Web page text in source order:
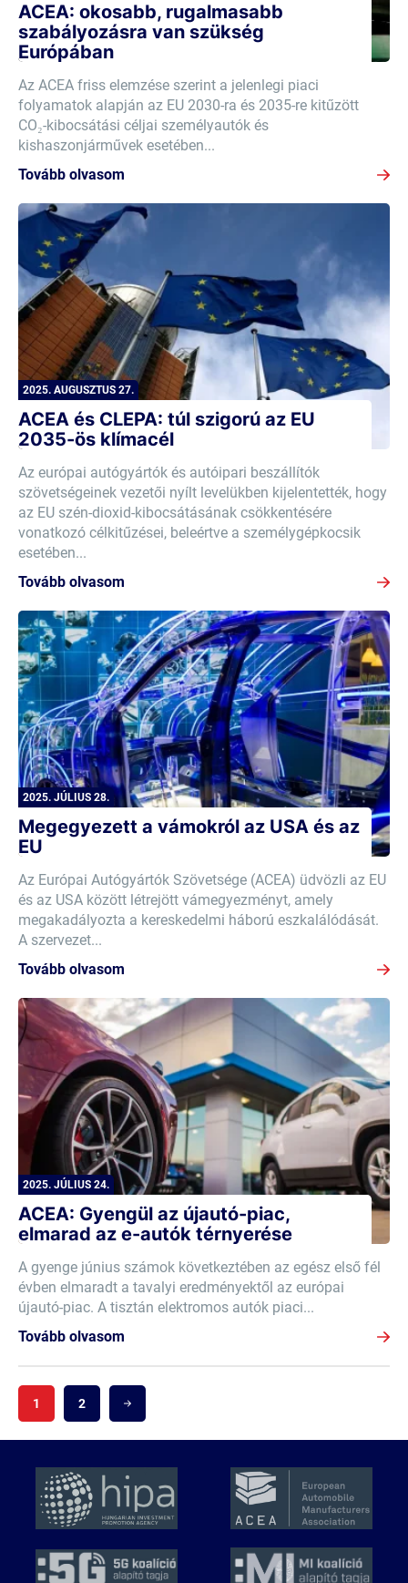
ACEA: okosabb, rugalmasabb
szabályozásra van szükség
Európában
Az ACEA friss elemzése szerint a jelenlegi piaci
folyamatok alapján az EU 2030-ra és 2035-re kitűzött
CO₂-kibocsátási céljai személyautók és
kishaszonjárművek esetében...
Tovább olvasom
2025. AUGUSZTUS 27.
ACEA és CLEPA: túl szigorú az EU
2035-ös klímacél
Az európai autógyártók és autóipari beszállítók
szövetségeinek vezetői nyílt levelükben kijelentették, hogy
az EU szén-dioxid-kibocsátásának csökkentésére
vonatkozó célkitűzései, beleértve a személygépkocsik
esetében...
Tovább olvasom
2025. JÚLIUS 28.
Megegyezett a vámokról az USA és az
EU
Az Európai Autógyártók Szövetsége (ACEA) üdvözli az EU
és az USA között létrejött vámegyezményt, amely
megakadályozta a kereskedelmi háború eszkalálódását.
A szervezet...
Tovább olvasom
2025. JÚLIUS 24.
ACEA: Gyengül az újautó-piac,
elmarad az e-autók térnyerése
A gyenge június számok következtében az egész első fél
évben elmaradt a tavalyi eredményektől az európai
újautó-piac. A tisztán elektromos autók piaci...
Tovább olvasom
1 2